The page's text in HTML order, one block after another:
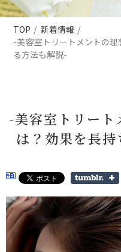
TOP
新着情報
-美容室トリートメントの
る方法も解説-
-美容室トリート
は？効果を長